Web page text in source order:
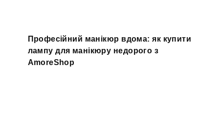
Професійний манікюр вдома: як купити
лампу для манікюру недорого з
AmoreShop